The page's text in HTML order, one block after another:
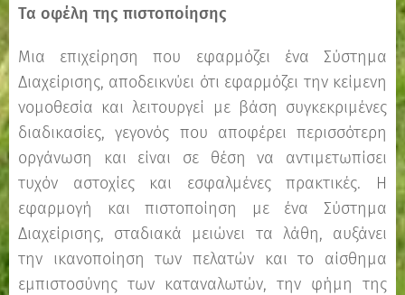
Τα οφέλη της πιστοποίησης
Μια επιχείρηση που εφαρμόζει ένα Σύστημα
Διαχείρισης, αποδεικνύει ότι εφαρμόζει την κείμενη
νομοθεσία και λειτουργεί με βάση συγκεκριμένες
διαδικασίες, γεγονός που αποφέρει περισσότερη
οργάνωση και είναι σε θέση να αντιμετωπίσει
τυχόν αστοχίες και εσφαλμένες πρακτικές. Η
εφαρμογή και πιστοποίηση με ένα Σύστημα
Διαχείρισης, σταδιακά μειώνει τα λάθη, αυξάνει
την ικανοποίηση των πελατών και το αίσθημα
εμπιστοσύνης των καταναλωτών, την φήμη της